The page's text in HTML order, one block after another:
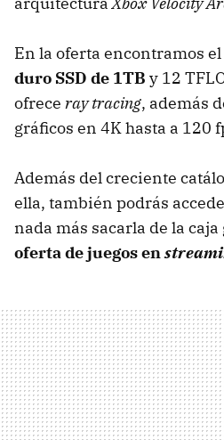
En la oferta encontramos
duro SSD de 1TB y 12
ofrece ray tracing, además
gráficos en 4K hasta a
Además del creciente
ella, también podrás
nada más sacarla de la
oferta de juegos en